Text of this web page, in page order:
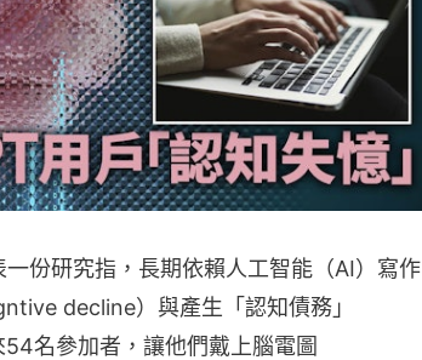
份研究指，長期依賴人工智能（AI）寫作
decline）與產生「認知債務」
名參加者，讓他們戴上腦電圖